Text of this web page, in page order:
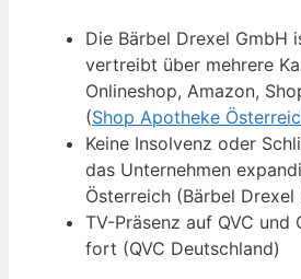
Die Bärbel Drexel GmbH
vertreibt über mehrere
Onlineshop, Amazon,
(Shop Apotheke
Keine Insolvenz oder
das Unternehmen
Österreich (Bärbel Drexel
TV-Präsenz auf QVC und
fort (QVC Deutschland)